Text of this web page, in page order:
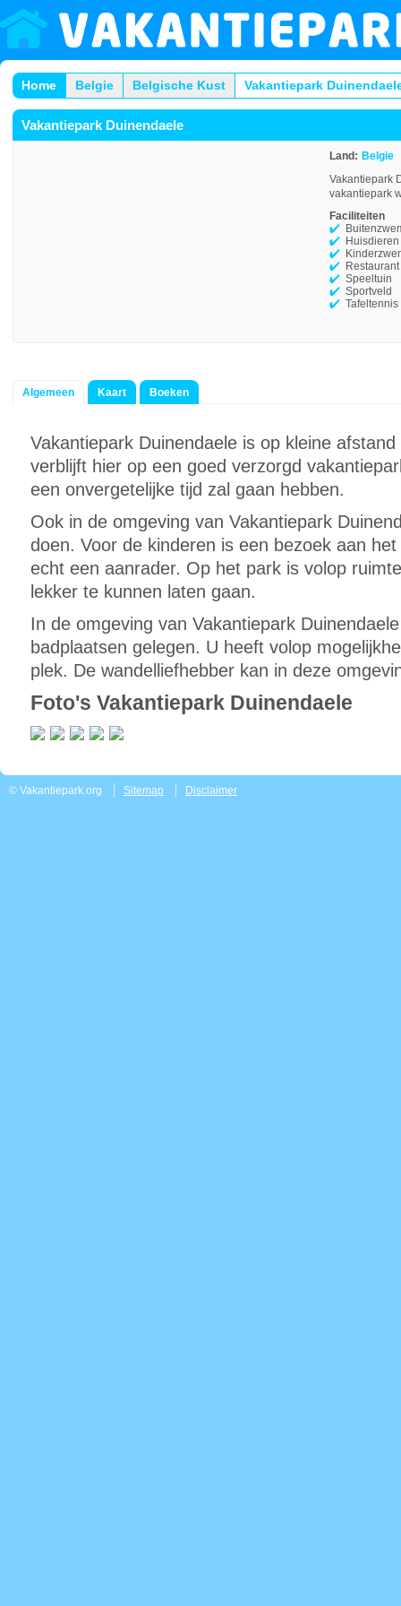
Home Belgie Belgische Kust Vakantiepark
Vakantiepark Duinendaele
Land: Belgie
Vakantiepark
vakantiepark
Faciliteiten
Restaurant
Speeltuin
Sportveld
Tafeltennis
Algemeen Kaart Boeken
Vakantiepark Duinendaele is op kleine
verblijft hier op een goed verzorgd
een onvergetelijke tijd zal gaan hebben.
Ook in de omgeving van Vakantiepark
doen. Voor de kinderen is een bezoek aan
echt een aanrader. Op het park is volop
lekker te kunnen laten gaan.
In de omgeving van Vakantiepark
badplaatsen gelegen. U heeft volop
plek. De wandelliefhebber kan in deze
Foto's Vakantiepark Duinendaele
© Vakantiepark.org Sitemap Disclaimer